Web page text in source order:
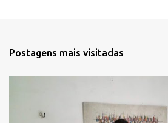
Postagens mais visitadas